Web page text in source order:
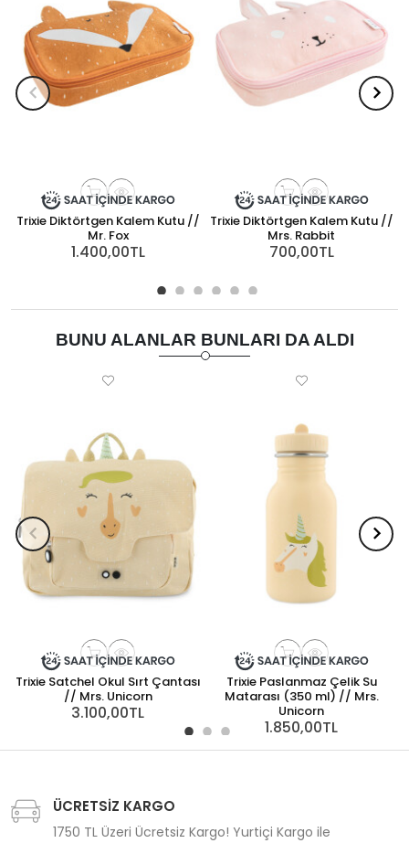
Trixie Diktörtgen Kalem Kutu //
Mr. Fox
1.400,00TL
Trixie Diktörtgen Kalem Kutu //
Mrs. Rabbit
700,00TL
BUNU ALANLAR BUNLARI DA ALDI
Trixie Satchel Okul Sırt Çantası
// Mrs. Unicorn
3.100,00TL
Trixie Paslanmaz Çelik Su
Matarası (350 ml) // Mrs.
Unicorn
1.850,00TL
ÜCRETSİZ KARGO
1750 TL Üzeri Ücretsiz Kargo! Yurtiçi Kargo ile